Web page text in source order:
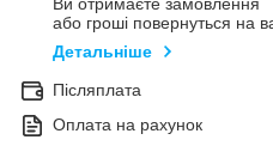
Ви отримаєте замовлення
або гроші повернуться на
Детальніше
Післяплата
Оплата на рахунок